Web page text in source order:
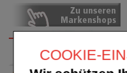
COOKIE-